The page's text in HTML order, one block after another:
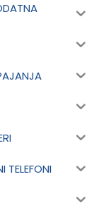
TELEFONI